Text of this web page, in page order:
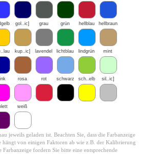
gol..ic] grau grün hellblau hellbraun
kup..ic] lavendel lichtblau lindgrün mint
rosa rot schwarz sch..elb sil..ic]
weiß
jeweils geladen ist. Beachten Sie, dass die Farbanzeige
von einigen Faktoren ab wie z.B. der Kalibrierung
fordern Sie bitte eine entsprechende